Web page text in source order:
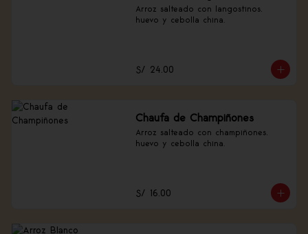
Arroz salteado con langostinos,
huevo y cebolla china.
S/ 24.00
Chaufa de Champiñones
Arroz salteado con champiñones,
huevo y cebolla china.
S/ 16.00